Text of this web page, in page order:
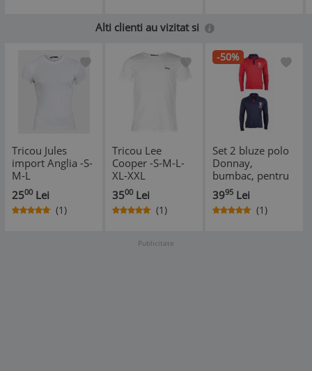
Alti clienti au vizitat si
Tricou Jules
import Anglia -S-
M-L
2500 Lei
(1)
Tricou Lee
Cooper -S-M-L-
XL-XXL
3500 Lei
(1)
-50%
Set 2 bluze polo
Donnay,
bumbac, pentru
barbati,
Bleumarin/Rosu
3995 Lei
(1)
Publicitate